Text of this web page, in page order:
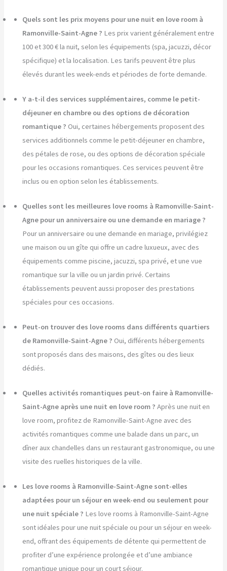
Quels sont les prix moyens pour une nuit en love room à
Ramonville-Saint-Agne ? Les prix varient généralement entre
100 et 300 € la nuit, selon les équipements (spa, jacuzzi, décor
spécifique) et la localisation. Les tarifs peuvent être plus
élevés durant les week-ends et périodes de forte demande.
Y a-t-il des services supplémentaires, comme le petit-
déjeuner en chambre ou des options de décoration
romantique ? Oui, certaines hébergements proposent des
services additionnels comme le petit-déjeuner en chambre,
des pétales de rose, ou des options de décoration spéciale
pour les occasions romantiques. Ces services peuvent être
inclus ou en option selon les établissements.
Quelles sont les meilleures love rooms à Ramonville-Saint-
Agne pour un anniversaire ou une demande en mariage ?
Pour un anniversaire ou une demande en mariage, privilégiez
une maison ou un gîte qui offre un cadre luxueux, avec des
équipements comme piscine, jacuzzi, spa privé, et une vue
romantique sur la ville ou un jardin privé. Certains
établissements peuvent aussi proposer des prestations
spéciales pour ces occasions.
Peut-on trouver des love rooms dans différents quartiers
de Ramonville-Saint-Agne ? Oui, différents hébergements
sont proposés dans des maisons, des gîtes ou des lieux
dédiés.
Quelles activités romantiques peut-on faire à Ramonville-
Saint-Agne après une nuit en love room ? Après une nuit en
love room, profitez de Ramonville-Saint-Agne avec des
activités romantiques comme une balade dans un parc, un
dîner aux chandelles dans un restaurant gastronomique, ou une
visite des ruelles historiques de la ville.
Les love rooms à Ramonville-Saint-Agne sont-elles
adaptées pour un séjour en week-end ou seulement pour
une nuit spéciale ? Les love rooms à Ramonville-Saint-Agne
sont idéales pour une nuit spéciale ou pour un séjour en week-
end, offrant des équipements de détente qui permettent de
profiter d’une expérience prolongée et d’une ambiance
romantique unique pour un court séjour.